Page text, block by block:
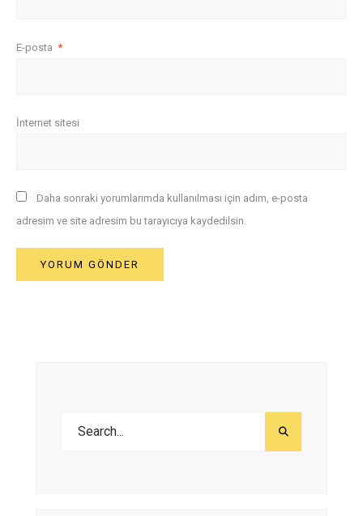
E-posta *
İnternet sitesi
Daha sonraki yorumlarımda kullanılması için adım, e-posta
adresim ve site adresim bu tarayıcıya kaydedilsin.